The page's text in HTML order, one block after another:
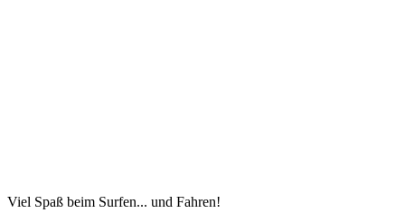
Viel Spaß beim Surfen... und Fahren!